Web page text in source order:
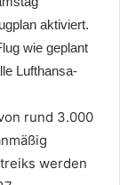
aktiviert.
wie geplant
Lufthansa-
rund 3.000
werden